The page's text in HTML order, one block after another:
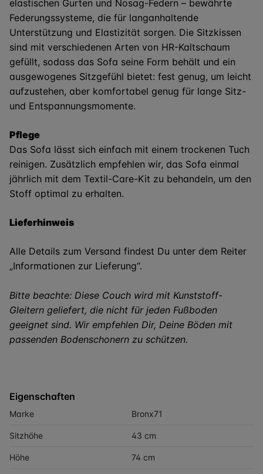
elastischen Gurten und Nosag-Federn – bewährte
Federungssysteme, die für langanhaltende
Unterstützung und Elastizität sorgen. Die Sitzkissen
sind mit verschiedenen Arten von HR-Kaltschaum
gefüllt, sodass das Sofa seine Form behält und ein
ausgewogenes Sitzgefühl bietet: fest genug, um leicht
aufzustehen, aber komfortabel genug für lange Sitz-
und Entspannungsmomente.
Pflege
Das Sofa lässt sich einfach mit einem trockenen Tuch
reinigen. Zusätzlich empfehlen wir, das Sofa einmal
jährlich mit dem Textil-Care-Kit zu behandeln, um den
Stoff optimal zu erhalten.
Lieferhinweis
Alle Details zum Versand findest Du unter dem Reiter
„Informationen zur Lieferung“.
Bitte beachte: Diese Couch wird mit Kunststoff-
Gleitern geliefert, die nicht für jeden Fußboden
geeignet sind. Wir empfehlen Dir, Deine Böden mit
passenden Bodenschonern zu schützen.
Eigenschaften
Marke Bronx71
Sitzhöhe 43 cm
Höhe 74 cm